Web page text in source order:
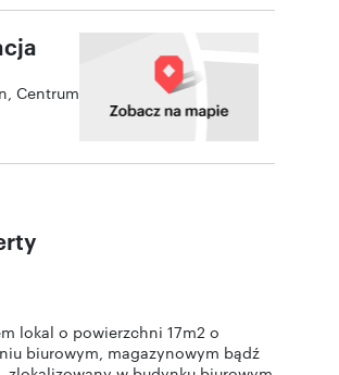
Centrum
lokal o powierzchni 17m2 o
biurowym, magazynowym bądź